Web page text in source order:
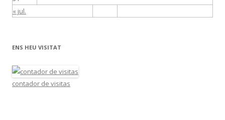
« jul.
ENS HEU VISITAT
contador de visitas